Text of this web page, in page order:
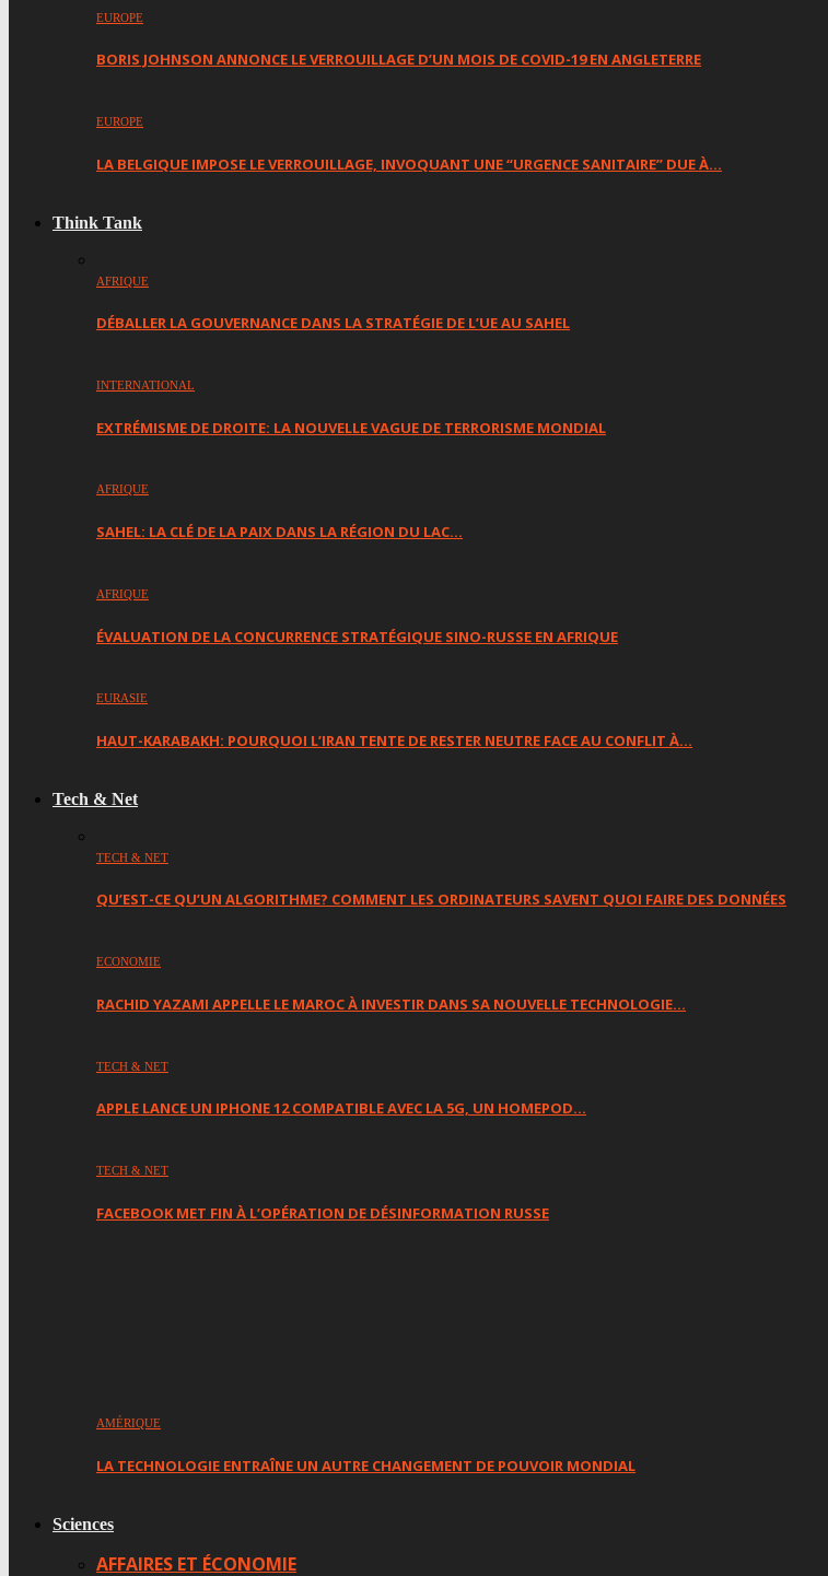
EUROPE
BORIS JOHNSON ANNONCE LE VERROUILLAGE D’UN MOIS DE COVID-19 EN ANGLETERRE
EUROPE
LA BELGIQUE IMPOSE LE VERROUILLAGE, INVOQUANT UNE “URGENCE SANITAIRE” DUE À…
Think Tank
AFRIQUE
DÉBALLER LA GOUVERNANCE DANS LA STRATÉGIE DE L’UE AU SAHEL
INTERNATIONAL
EXTRÉMISME DE DROITE: LA NOUVELLE VAGUE DE TERRORISME MONDIAL
AFRIQUE
SAHEL: LA CLÉ DE LA PAIX DANS LA RÉGION DU LAC…
AFRIQUE
ÉVALUATION DE LA CONCURRENCE STRATÉGIQUE SINO-RUSSE EN AFRIQUE
EURASIE
HAUT-KARABAKH: POURQUOI L’IRAN TENTE DE RESTER NEUTRE FACE AU CONFLIT À…
Tech & Net
TECH & NET
QU’EST-CE QU’UN ALGORITHME? COMMENT LES ORDINATEURS SAVENT QUOI FAIRE DES DONNÉES
ECONOMIE
RACHID YAZAMI APPELLE LE MAROC À INVESTIR DANS SA NOUVELLE TECHNOLOGIE…
TECH & NET
APPLE LANCE UN IPHONE 12 COMPATIBLE AVEC LA 5G, UN HOMEPOD…
TECH & NET
FACEBOOK MET FIN À L’OPÉRATION DE DÉSINFORMATION RUSSE
AMÉRIQUE
LA TECHNOLOGIE ENTRAÎNE UN AUTRE CHANGEMENT DE POUVOIR MONDIAL
Sciences
AFFAIRES ET ÉCONOMIE